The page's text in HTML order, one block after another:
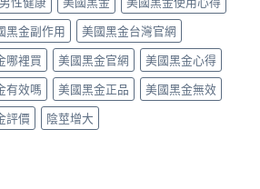
黑金副作用
美國黑金台灣官網
哪裡買 美國黑金官網
美國黑金心得
有效嗎 美國黑金正品
美國黑金無效
評價 陰莖增大